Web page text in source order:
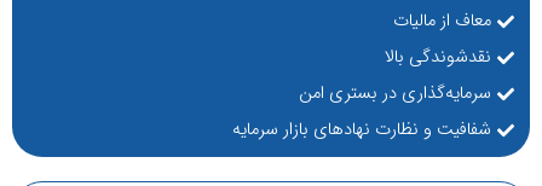
معاف از مالیات
نقدشوندگی بالا
سرمایه‌گذاری در بستری امن
شفافیت و نظارت نهادهای بازار سرمایه